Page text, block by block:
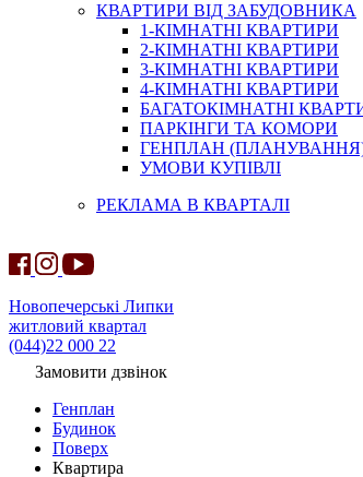
КВАРТИРИ ВІД ЗАБУДОВНИКА
1-КІМНАТНІ КВАРТИРИ
2-КІМНАТНІ КВАРТИРИ
3-КІМНАТНІ КВАРТИРИ
4-КІМНАТНІ КВАРТИРИ
БАГАТОКІМНАТНІ
ПАРКІНГИ ТА КОМОРИ
ГЕНПЛАН
УМОВИ КУПІВЛІ
РЕКЛАМА В КВАРТАЛІ
Новопечерські Липки
житловий квартал
(044)22 000 22
Замовити дзвінок
Генплан
Будинок
Поверх
Квартира